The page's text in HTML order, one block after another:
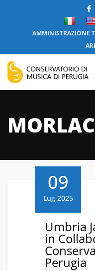
AMMINISTRAZIONE
09
Lug 2025
Umbria
in
Perugia